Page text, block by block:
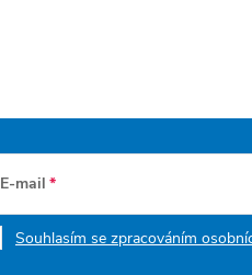
E-mail
Souhlasím se zpracováním